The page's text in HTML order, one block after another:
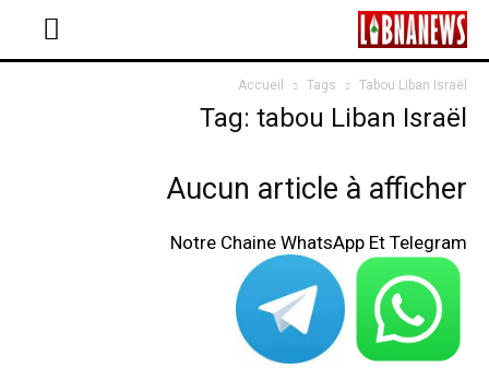
Accueil Tags Tabou Liban Israël
Tag: tabou Liban Israël
Aucun article à afficher
Notre Chaine WhatsApp Et Telegram